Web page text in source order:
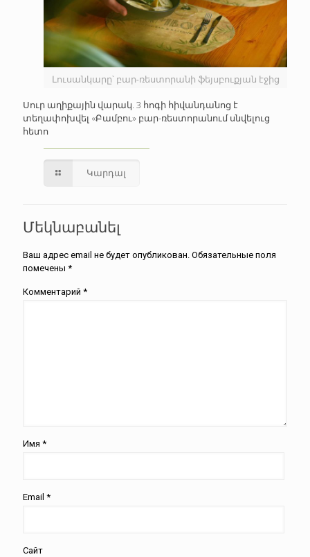
Լուսանկարը՝ բար-ռեստորանի ֆեյսբուքյան էջից
Սուր աղիքային վարակ. 3 հոգի հիվանդանոց է
տեղափոխվել «Բամբու» բար-ռեստորանում սնվելուց
հետո
Կարդալ
Մեկնաբանել
Ваш адрес email не будет опубликован. Обязательные поля
помечены *
Комментарий *
Имя *
Email *
Сайт